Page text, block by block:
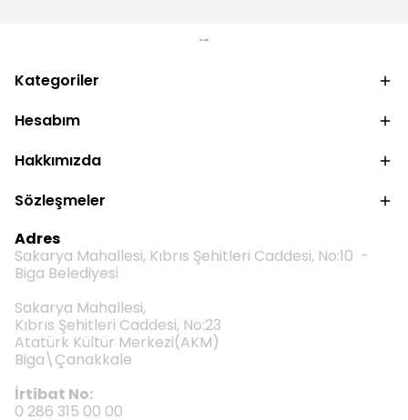
Kategoriler
Hesabım
Hakkımızda
Sözleşmeler
Adres
Sakarya Mahallesi, Kıbrıs Şehitleri Caddesi, No:10 -
Biga Belediyesi
Sakarya Mahallesi,
Kıbrıs Şehitleri Caddesi, No:23
Atatürk Kültür Merkezi(AKM)
Biga\Çanakkale
İrtibat No:
0 286 315 00 00